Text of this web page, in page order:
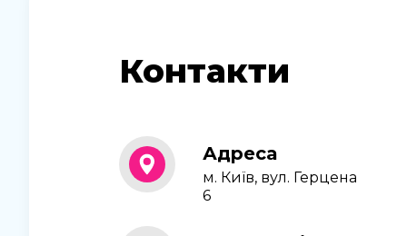
Контакти
Адреса
м. Київ, вул. Герцена
6